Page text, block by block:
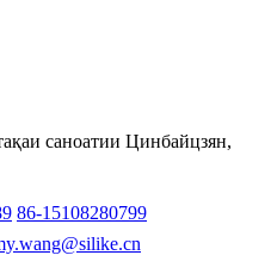
саноатии Цинбайцзян,
86-15108280799